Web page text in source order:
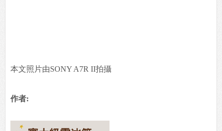
本文照片由SONY A7R II拍攝
作者: